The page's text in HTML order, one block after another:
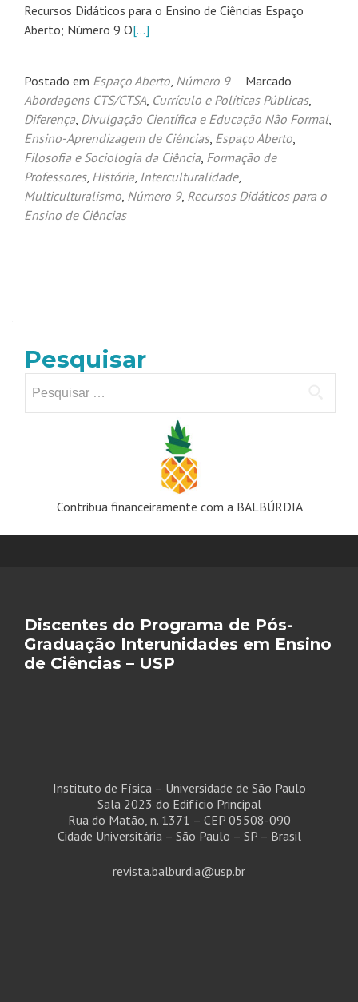
Recursos Didáticos para o Ensino de Ciências Espaço
Aberto; Número 9 O[…]
Postado em Espaço Aberto, Número 9
Marcado
Abordagens CTS/CTSA, Currículo e Políticas Públicas,
Diferença, Divulgação Científica e Educação Não Formal,
Ensino-Aprendizagem de Ciências, Espaço Aberto,
Filosofia e Sociologia da Ciência, Formação de
Professores, História, Interculturalidade,
Multiculturalismo, Número 9, Recursos Didáticos para o
Ensino de Ciências
Pesquisar
por:
Contribua financeiramente com a BALBÚRDIA
Discentes do Programa de Pós-
Graduação Interunidades em Ensino
de Ciências – USP
Instituto de Física – Universidade de São Paulo
Sala 2023 do Edifício Principal
Rua do Matão, n. 1371 – CEP 05508-090
Cidade Universitária – São Paulo – SP – Brasil
revista.balburdia@usp.br